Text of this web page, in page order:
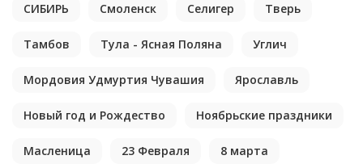
СИБИРЬ Смоленск Селигер Тверь
Тамбов Тула - Ясная Поляна Углич
Мордовия Удмуртия Чувашия Ярославль
Новый год и Рождество Ноябрьские праздники
Масленица 23 Февраля 8 марта